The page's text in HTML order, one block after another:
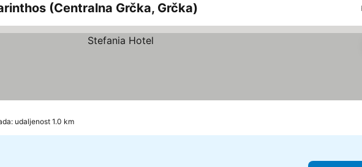
(Centralna Grčka, Grčka)
udaljenost 1.0 km